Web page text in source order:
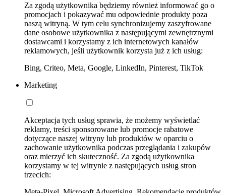
Za zgodą użytkownika będziemy również informować go o
promocjach i pokazywać mu odpowiednie produkty poza
naszą witryną. W tym celu synchronizujemy zaszyfrowane
dane osobowe użytkownika z następującymi zewnętrznymi
dostawcami i korzystamy z ich internetowych kanałów
reklamowych, jeśli użytkownik korzysta już z ich usług:
Bing, Criteo, Meta, Google, LinkedIn, Pinterest, TikTok
Marketing
Akceptacja tych usług sprawia, że możemy wyświetlać
reklamy, treści sponsorowane lub promocje rabatowe
dotyczące naszej witryny lub produktów w oparciu o
zachowanie użytkownika podczas przeglądania i zakupów
oraz mierzyć ich skuteczność. Za zgodą użytkownika
korzystamy w tej witrynie z następujących usług stron
trzecich: